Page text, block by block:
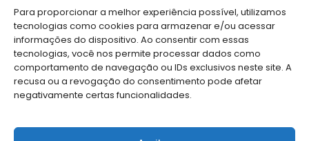
Para proporcionar a melhor experiência possível, utilizamos
tecnologias como cookies para armazenar e/ou acessar
informações do dispositivo. Ao consentir com essas
tecnologias, você nos permite processar dados como
comportamento de navegação ou IDs exclusivos neste site. A
recusa ou a revogação do consentimento pode afetar
negativamente certas funcionalidades.
CAMPANHAS
SERVIÇOS
FILIADAS
FALE CONOSCO